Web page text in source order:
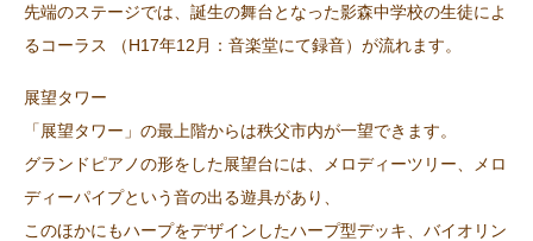
先端のステージでは、誕生の舞台となった影森中学校の生徒によ
るコーラス （H17年12月：音楽堂にて録音）が流れます。
展望タワー
「展望タワー」の最上階からは秩父市内が一望できます。
グランドピアノの形をした展望台には、メロディーツリー、メロ
ディーパイプという音の出る遊具があり、
このほかにもハープをデザインしたハープ型デッキ、バイオリン